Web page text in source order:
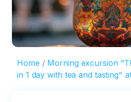
Home
Morning excursion
in 1 day with tea and tasting"